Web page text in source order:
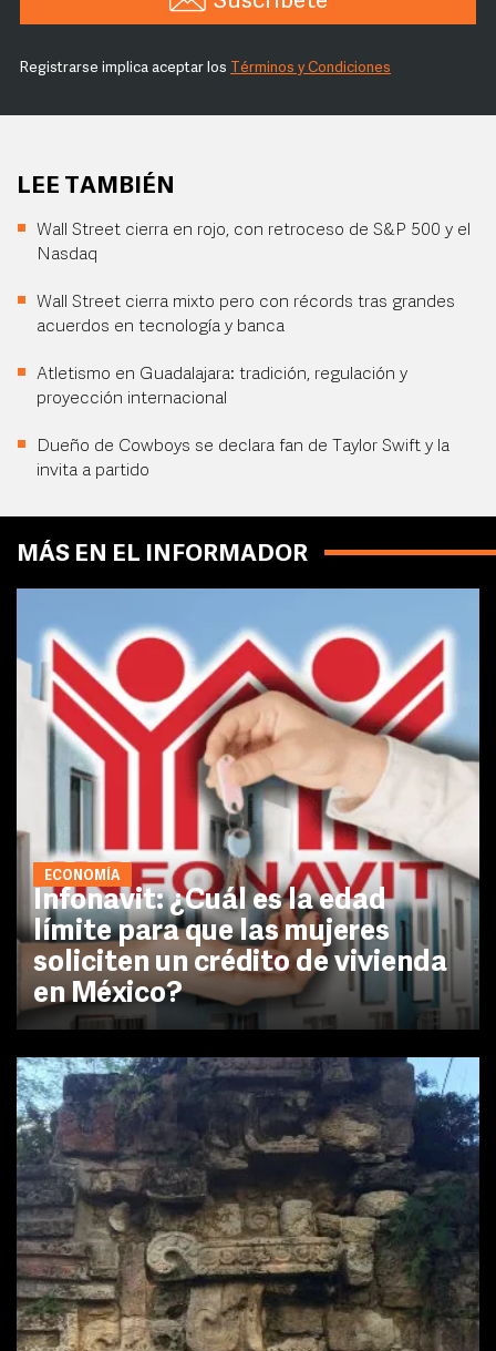
Registrarse implica aceptar los Términos y Condiciones
LEE TAMBIÉN
Wall Street cierra en rojo, con retroceso de S&P 500 y el
Nasdaq
Wall Street cierra mixto pero con récords tras grandes
acuerdos en tecnología y banca
Atletismo en Guadalajara: tradición, regulación y
proyección internacional
Dueño de Cowboys se declara fan de Taylor Swift y la
invita a partido
MÁS EN EL INFORMADOR
ECONOMÍA
Infonavit: ¿Cuál es la edad
límite para que las mujeres
soliciten un crédito de vivienda
en México?